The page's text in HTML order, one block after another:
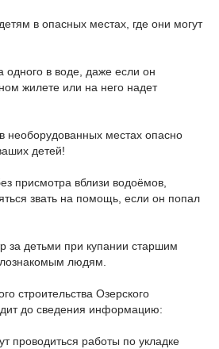
в опасных местах, где они могут
одного в воде, даже если он
жилете или на него надет
необорудованных местах опасно
детей!
присмотра вблизи водоёмов,
звать на помощь, если он попал
за детьми при купании старшим
людям.
строительства Озерского
до сведения информацию:
проводиться работы по укладке